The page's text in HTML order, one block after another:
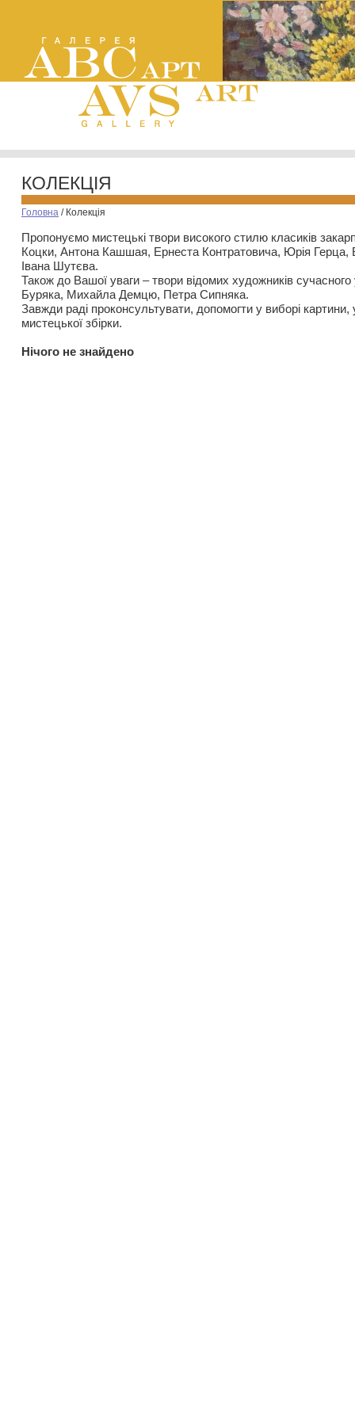
КОЛЕКЦІЯ
Головна / Колекція
Пропонуємо мистецькі твори високого стилю класиків
Коцки, Антона Кашшая, Ернеста Контратовича, Юрія
Івана Шутєва.
Також до Вашої уваги – твори відомих художників
Буряка, Михайла Демцю, Петра Сипняка.
Завжди раді проконсультувати, допомогти у виборі картини,
мистецької збірки.
Нiчого не знайдено